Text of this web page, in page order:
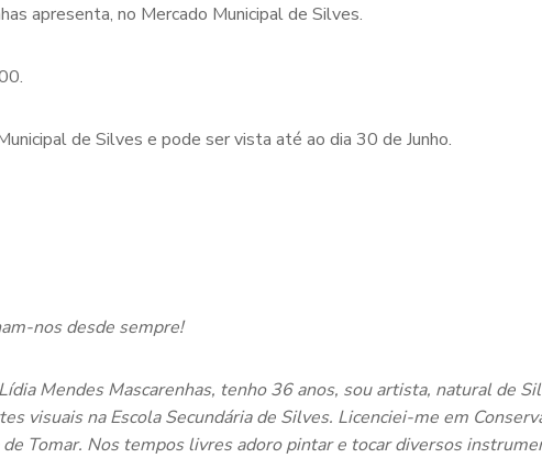
apresenta, no Mercado Municipal de Silves.
de Silves e pode ser vista até ao dia 30 de Junho.
nos desde sempre!
Mendes Mascarenhas, tenho 36 anos, sou artista, natural de
visuais na Escola Secundária de Silves. Licenciei-me em
Tomar. Nos tempos livres adoro pintar e tocar diversos